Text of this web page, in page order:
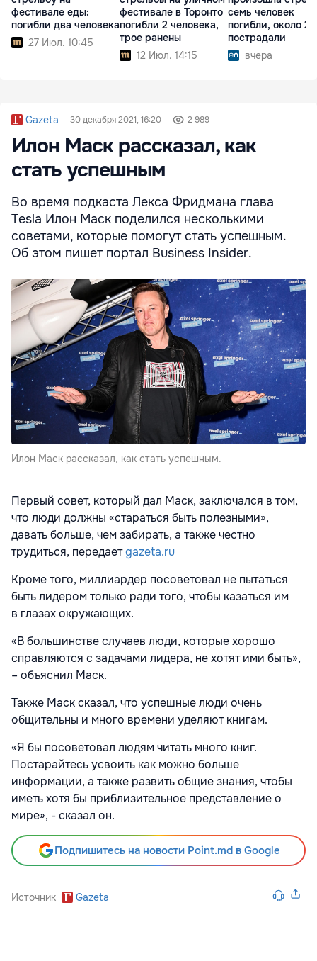
фестивале еды:
погибли два человека
27 Июл. 10:45
фестивале в Торонто
погибли 2 человека,
трое ранены
12 Июл. 14:15
семь человек
погибли, около 20
пострадали
вчера
Gazeta 30 декабря 2021, 16:20 2 989
Илон Маск рассказал, как
стать успешным
Во время подкаста Лекса Фридмана глава
Tesla Илон Маск поделился несколькими
советами, которые помогут стать успешным.
Об этом пишет портал Business Insider.
Илон Маск рассказал, как стать успешным.
Первый совет, который дал Маск, заключался в том,
что люди должны «стараться быть полезными»,
давать больше, чем забирать, а также честно
трудиться, передаетgazeta.ru
Кроме того, миллиардер посоветовал не пытаться
быть лидером только ради того, чтобы казаться им
в глазах окружающих.
«В большинстве случаев люди, которые хорошо
справляются с задачами лидера, не хотят ими быть»,
– объяснил Маск.
Также Маск сказал, что успешные люди очень
общительны и много времени уделяют книгам.
«Я бы посоветовал людям читать много книг.
Постарайтесь усвоить как можно больше
информации, а также развить общие знания, чтобы
иметь хотя бы приблизительное представление о
мире», - сказал он.
Подпишитесь на новости Point.md в Google
Источник Gazeta